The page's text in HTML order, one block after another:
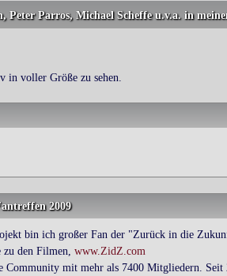
Peter Parros, Michael Scheffe u.v.a. in
in voller Größe zu sehen.
2009
bin ich großer Fan der "Zurück in die
zu den Filmen, www.ZidZ.com
Community mit mehr als 7400 Mitgliedern.